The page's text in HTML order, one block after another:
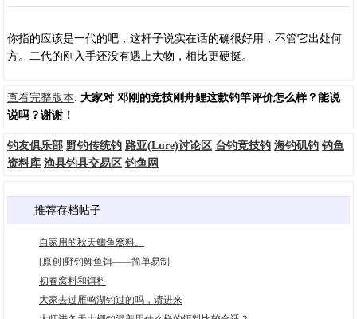
你指的应该是一代的吧，这杆子说实在话的确很好用，不管它出处何
方。二代的刚入手还没有遇上大物，相比更硬挺。
查看完整版本: 大家对 邓刚的竞技刚舟鲤这款钓竿评价怎么样？能说
说吗？谢谢！
钓友俱乐部 野钓传统钓 路亚(Lure)讨论区 台钓竞技钓 海钓矶钓 钓鱼
资料库 渔具钓具交易区 钓鱼网
推荐存档帖子
自家用的秋天鲫鱼窝料。
[原创]野钓鲤鱼饵――简单易制
初春窝料和饵料
大家去过雁鸣湖钓过的吗，请进来